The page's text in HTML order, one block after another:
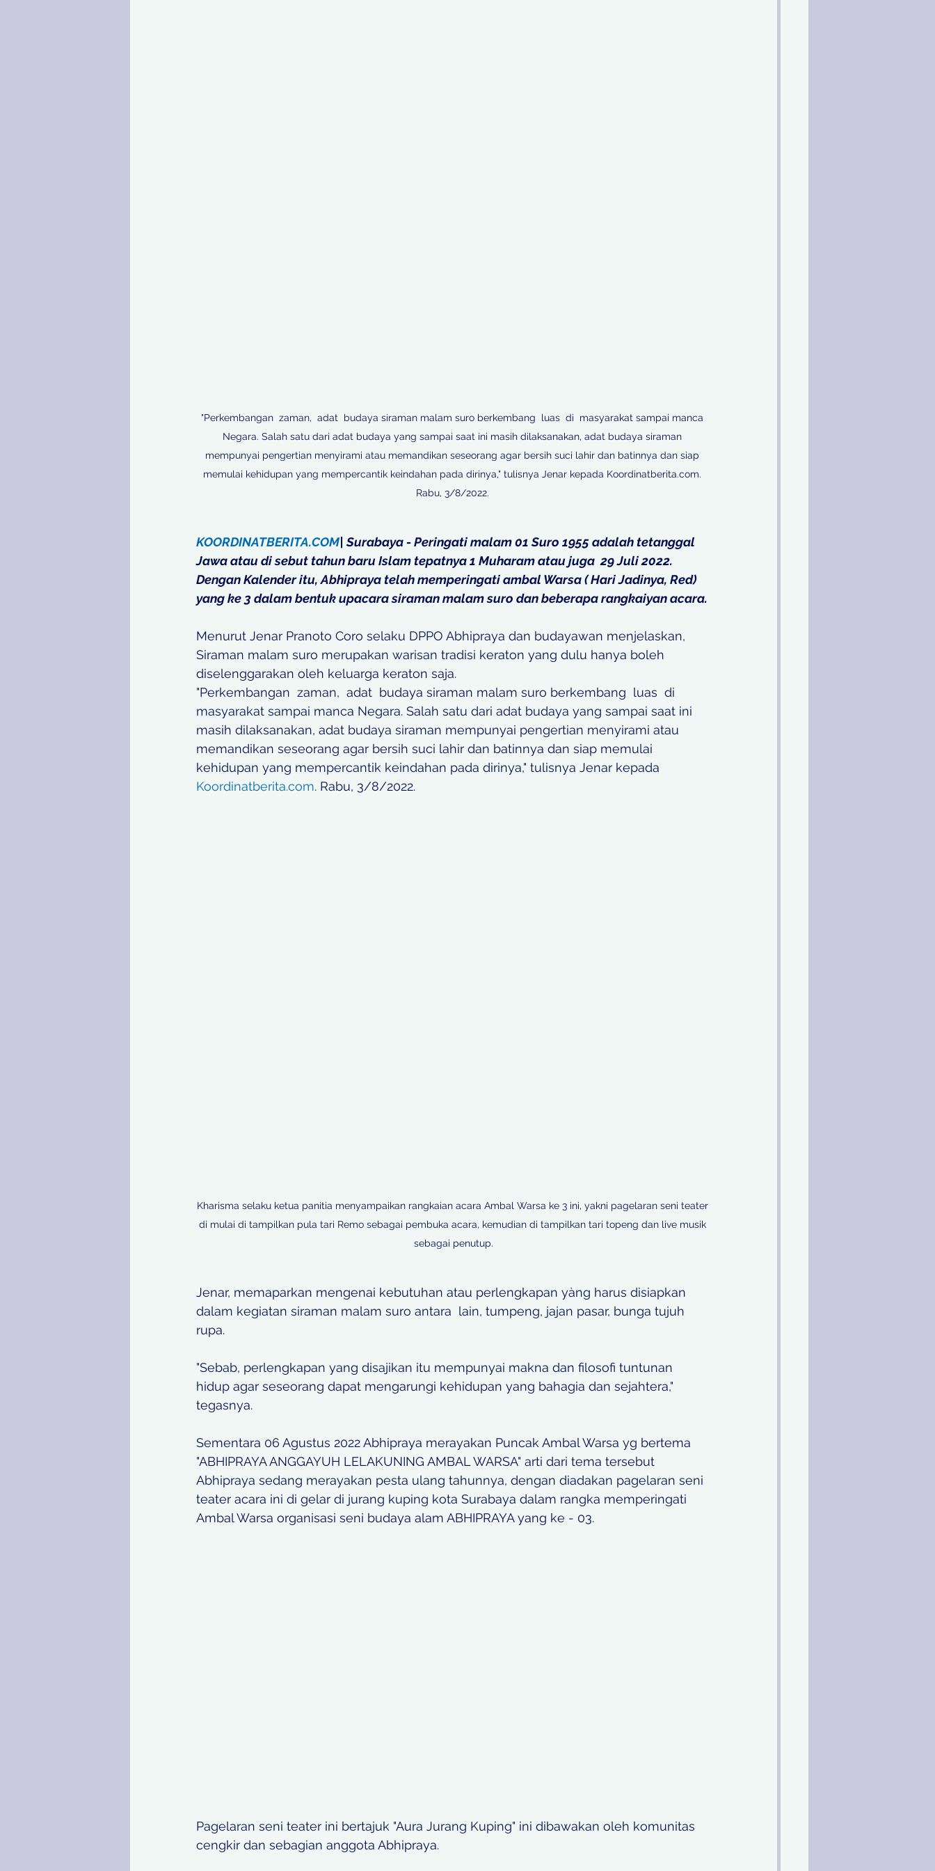
"Perkembangan  zaman,  adat  budaya siraman malam suro berkembang  luas  di  masyarakat sampai manca
Negara. Salah satu dari adat budaya yang sampai saat ini masih dilaksanakan, adat budaya siraman
mempunyai pengertian menyirami atau memandikan seseorang agar bersih suci lahir dan batinnya dan siap
memulai kehidupan yang mempercantik keindahan pada dirinya," tulisnya Jenar kepada Koordinatberita.com.
Rabu, 3/8/2022.
KOORDINATBERITA.COM| Surabaya - Peringati malam 01 Suro 1955 adalah tetanggal
Jawa atau di sebut tahun baru Islam tepatnya 1 Muharam atau juga  29 Juli 2022.
Dengan Kalender itu, Abhipraya telah memperingati ambal Warsa ( Hari Jadinya, Red)
yang ke 3 dalam bentuk upacara siraman malam suro dan beberapa rangkaiyan acara.
Menurut Jenar Pranoto Coro selaku DPPO Abhipraya dan budayawan menjelaskan,
Siraman malam suro merupakan warisan tradisi keraton yang dulu hanya boleh
diselenggarakan oleh keluarga keraton saja.
"Perkembangan  zaman,  adat  budaya siraman malam suro berkembang  luas  di
masyarakat sampai manca Negara. Salah satu dari adat budaya yang sampai saat ini
masih dilaksanakan, adat budaya siraman mempunyai pengertian menyirami atau
memandikan seseorang agar bersih suci lahir dan batinnya dan siap memulai
kehidupan yang mempercantik keindahan pada dirinya," tulisnya Jenar kepada
Koordinatberita.com. Rabu, 3/8/2022.
Kharisma selaku ketua panitia menyampaikan rangkaian acara Ambal Warsa ke 3 ini, yakni pagelaran seni teater
di mulai di tampilkan pula tari Remo sebagai pembuka acara, kemudian di tampilkan tari topeng dan live musik
sebagai penutup.
Jenar, memaparkan mengenai kebutuhan atau perlengkapan yàng harus disiapkan
dalam kegiatan siraman malam suro antara  lain, tumpeng, jajan pasar, bunga tujuh
rupa.
"Sebab, perlengkapan yang disajikan itu mempunyai makna dan filosofi tuntunan
hidup agar seseorang dapat mengarungi kehidupan yang bahagia dan sejahtera,"
tegasnya.
Sementara 06 Agustus 2022 Abhipraya merayakan Puncak Ambal Warsa yg bertema
"ABHIPRAYA ANGGAYUH LELAKUNING AMBAL WARSA" arti dari tema tersebut
Abhipraya sedang merayakan pesta ulang tahunnya, dengan diadakan pagelaran seni
teater acara ini di gelar di jurang kuping kota Surabaya dalam rangka memperingati
Ambal Warsa organisasi seni budaya alam ABHIPRAYA yang ke - 03.
Pagelaran seni teater ini bertajuk "Aura Jurang Kuping" ini dibawakan oleh komunitas
cengkir dan sebagian anggota Abhipraya.